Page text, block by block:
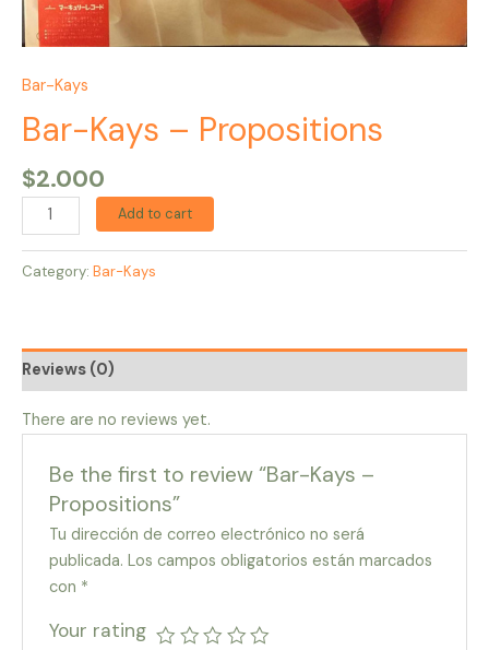
Bar-Kays
Bar-Kays – Propositions
$2.000
Add to cart
Category: Bar-Kays
Reviews (0)
There are no reviews yet.
Be the first to review “Bar-Kays –
Propositions”
Tu dirección de correo electrónico no será
publicada. Los campos obligatorios están marcados
con *
Your rating